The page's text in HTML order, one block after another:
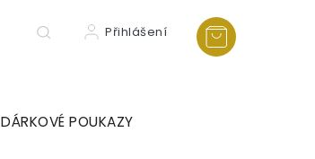
Přihlášení
DÁRKOVÉ POUKAZY